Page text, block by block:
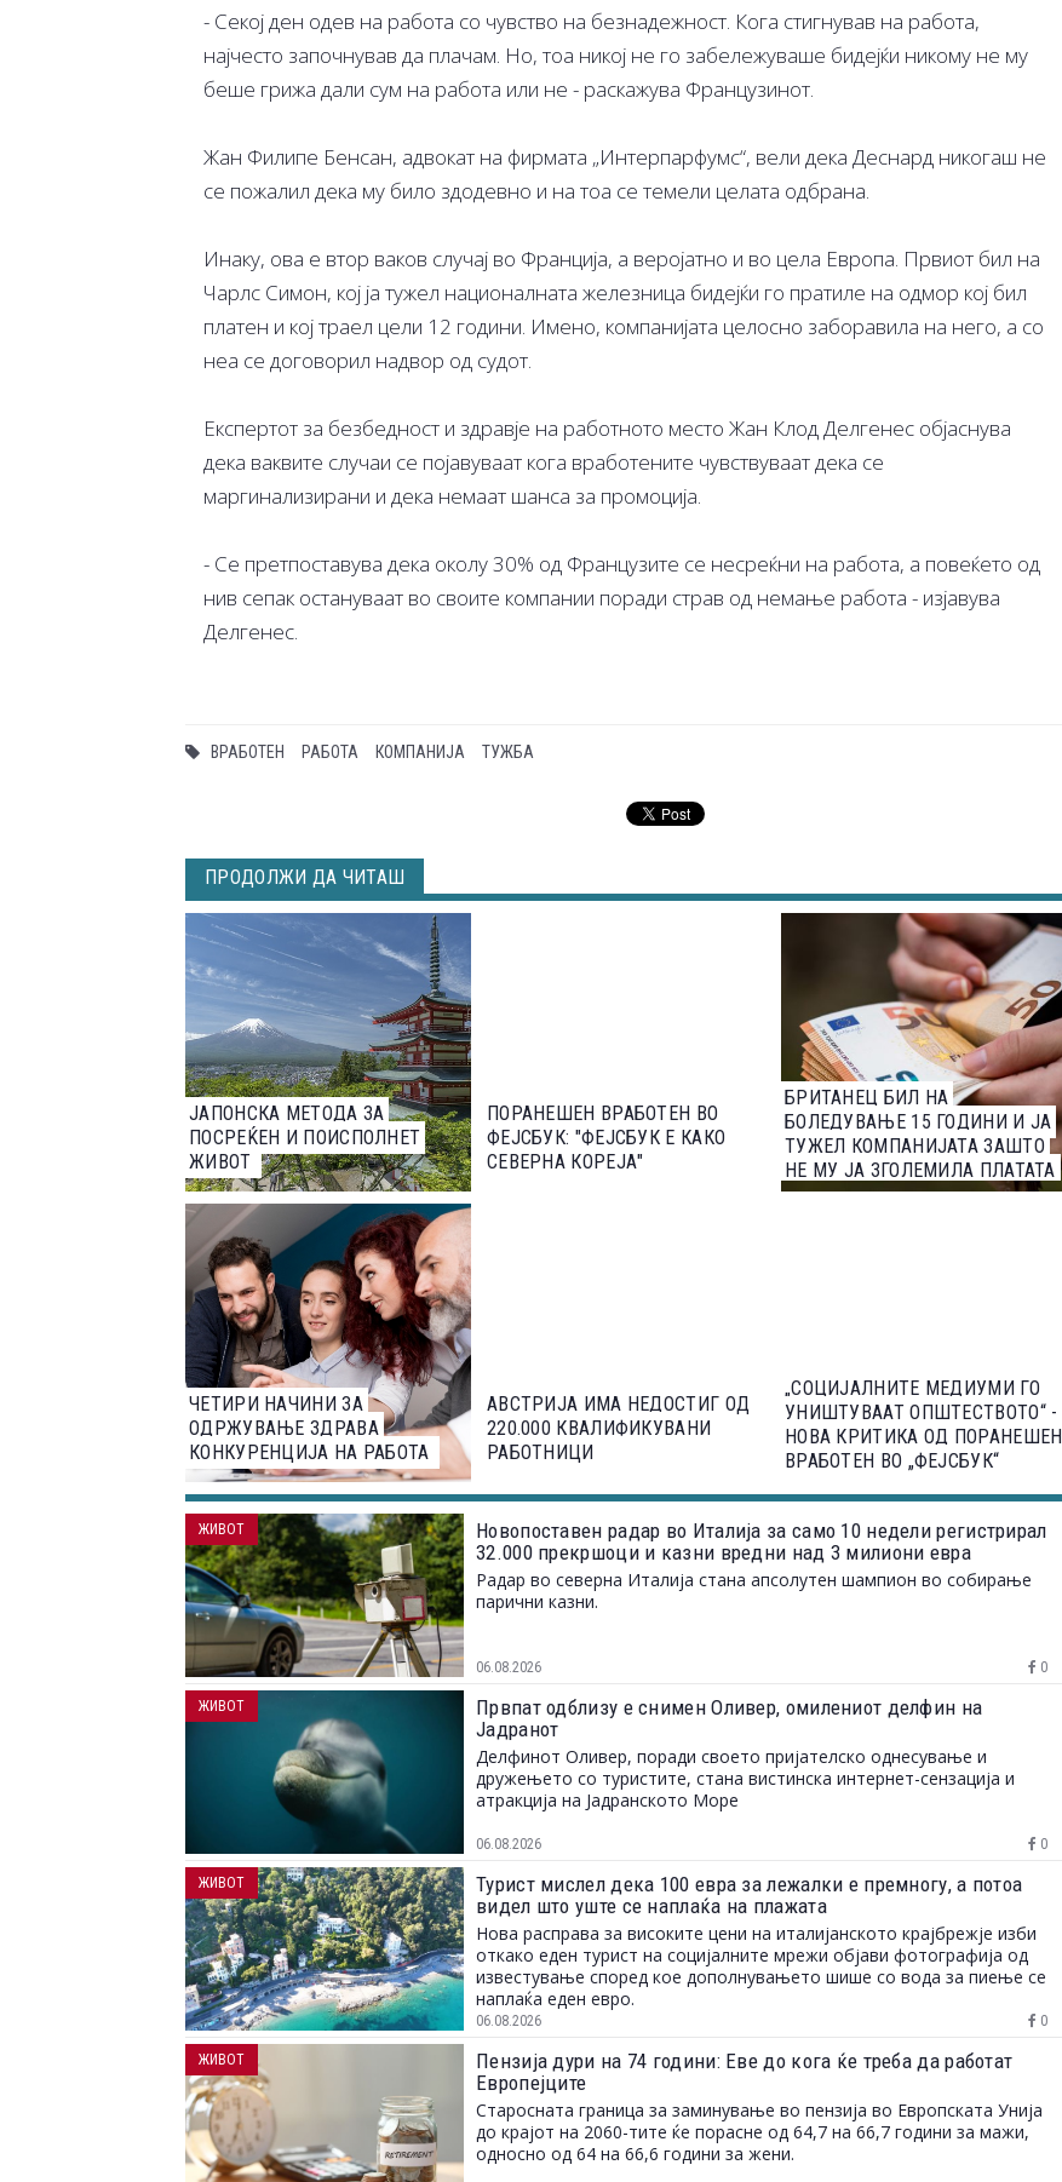
- Секој ден одев на работа со чувство на безнадежност. Кога стигнував на работа,
најчесто започнував да плачам. Но, тоа никој не го забележуваше бидејќи никому не му
беше грижа дали сум на работа или не - раскажува Французинот.
Жан Филипе Бенсан, адвокат на фирмата „Интерпарфумс“, вели дека Деснард никогаш не
се пожалил дека му било здодевно и на тоа се темели целата одбрана.
Инаку, ова е втор ваков случај во Франција, а веројатно и во цела Европа. Првиот бил на
Чарлс Симон, кој ја тужел националната железница бидејќи го пратиле на одмор кој бил
платен и кој траел цели 12 години. Имено, компанијата целосно заборавила на него, а со
неа се договорил надвор од судот.
Експертот за безбедност и здравје на работното место Жан Клод Делгенес објаснува
дека ваквите случаи се појавуваат кога вработените чувствуваат дека се
маргинализирани и дека немаат шанса за промоција.
- Се претпоставува дека околу 30% од Французите се несреќни на работа, а повеќето од
нив сепак остануваат во своите компании поради страв од немање работа - изјавува
Делгенес.
ВРАБОТЕН РАБОТА КОМПАНИЈА ТУЖБА
ПРОДОЛЖИ ДА ЧИТАШ
ЈАПОНСКА МЕТОДА ЗА
ПОСРЕЌЕН И ПОИСПОЛНЕТ
ЖИВОТ
ПОРАНЕШЕН ВРАБОТЕН ВО
ФЕЈСБУК: "ФЕЈСБУК Е КАКО
СЕВЕРНА КОРЕЈА"
БРИТАНЕЦ БИЛ НА
БОЛЕДУВАЊЕ 15 ГОДИНИ И ЈА
ТУЖЕЛ КОМПАНИЈАТА ЗАШТО
НЕ МУ ЈА ЗГОЛЕМИЛА ПЛАТАТА
ВО ТОЈ ПЕРИОД
ЧЕТИРИ НАЧИНИ ЗА
ОДРЖУВАЊЕ ЗДРАВА
КОНКУРЕНЦИЈА НА РАБОТА
АВСТРИЈА ИМА НЕДОСТИГ ОД
220.000 КВАЛИФИКУВАНИ
РАБОТНИЦИ
„СОЦИЈАЛНИТЕ МЕДИУМИ ГО
УНИШТУВААТ ОПШТЕСТВОТО“ -
НОВА КРИТИКА ОД ПОРАНЕШЕН
ВРАБОТЕН ВО „ФЕЈСБУК“
Новопоставен радар во Италија за само 10 недели регистрирал
32.000 прекршоци и казни вредни над 3 милиони евра
Радар во северна Италија стана апсолутен шампион во собирање
парични казни.
06.08.2026 0
ЖИВОТ
Првпат одблизу е снимен Оливер, омилениот делфин на
Јадранот
Делфинот Оливер, поради своето пријателско однесување и
дружењето со туристите, стана вистинска интернет-сензација и
атракција на Јадранското Море
06.08.2026 0
ЖИВОТ
Турист мислел дека 100 евра за лежалки е премногу, а потоа
видел што уште се наплаќа на плажата
Нова расправа за високите цени на италијанското крајбрежје изби
откако еден турист на социјалните мрежи објави фотографија од
известување според кое дополнувањето шише со вода за пиење се
наплаќа еден евро.
06.08.2026 0
ЖИВОТ
Пензија дури на 74 години: Еве до кога ќе треба да работат
Европејците
Старосната граница за заминување во пензија во Европската Унија
до крајот на 2060-тите ќе порасне од 64,7 на 66,7 години за мажи,
односно од 64 на 66,6 години за жени.
ЖИВОТ